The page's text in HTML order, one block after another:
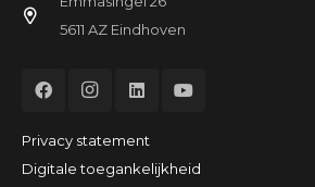
5611 AZ Eindhoven
Privacy statement
Digitale toegankelijkheid